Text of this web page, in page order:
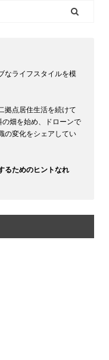
なライフスタイルを模
拠点居住生活を続けて
畑を始め、ドローンで
の変化をシェアしてい
るためのヒントなれ